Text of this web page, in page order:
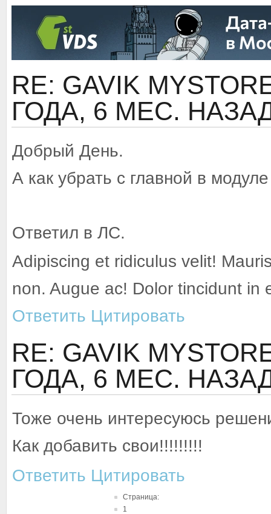
RE: GAVIK
ГОДА, 6 МЕС.
Добрый День.
А как убрать с главной в
Ответил в ЛС.
Adipiscing et ridiculus velit!
non. Augue ac! Dolor tincidunt in
Ответить Цитировать
RE: GAVIK
ГОДА, 6 МЕС.
Тоже очень интересуюсь
Как добавить свои!!!!!!!!!
Ответить Цитировать
Страница:
1